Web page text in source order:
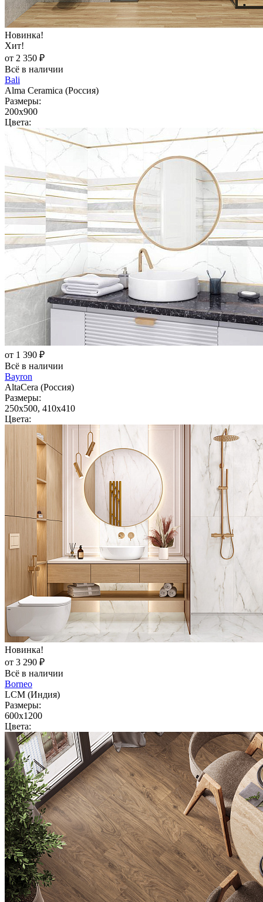
Новинка!
Хит!
от 2 350 ₽
Всё в наличии
Bali
Alma Ceramica (Россия)
Размеры:
200x900
Цвета:
от 1 390 ₽
Всё в наличии
Bayron
AltaCera (Россия)
Размеры:
250x500, 410x410
Цвета:
Новинка!
от 3 290 ₽
Всё в наличии
Borneo
LCM (Индия)
Размеры:
600x1200
Цвета: